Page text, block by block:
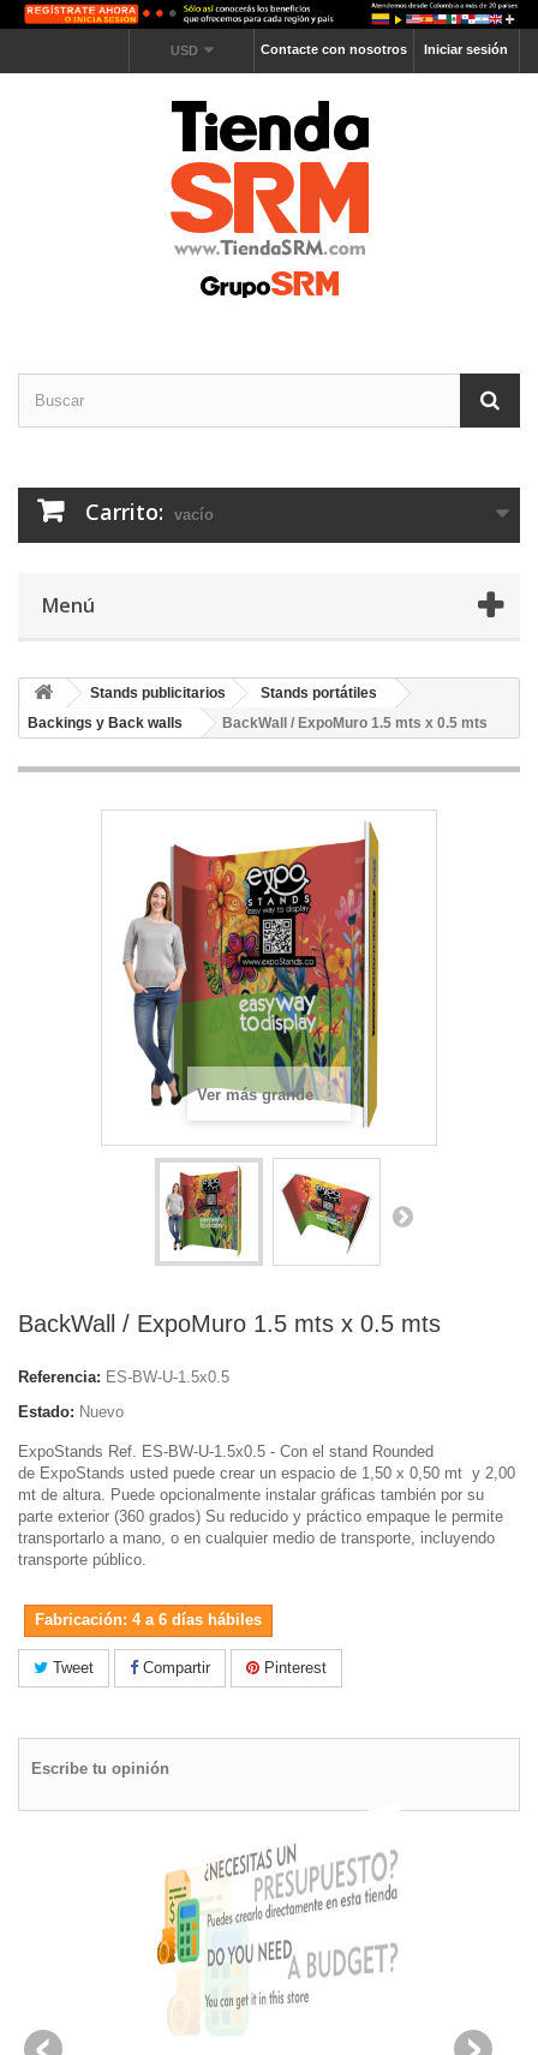
Iniciar sesión
Contacte con nosotros
USD
Carrito: vacío
Menú
Stands publicitarios
Stands portátiles
Backings y Back walls
BackWall / ExpoMuro 1.5 mts x 0.5 mts
Ver más grande
BackWall / ExpoMuro 1.5 mts x 0.5 mts
Referencia: ES-BW-U-1.5x0.5
Estado: Nuevo
ExpoStands Ref. ES-BW-U-1.5x0.5 - Con el stand Rounded
de ExpoStands usted puede crear un espacio de 1,50 x 0,50 mt y 2,00
mt de altura. Puede opcionalmente instalar gráficas también por su
parte exterior (360 grados) Su reducido y práctico empaque le permite
transportarlo a mano, o en cualquier medio de transporte, incluyendo
transporte público.
Fabricación: 4 a 6 días hábiles
Tweet Compartir Pinterest
Escribe tu opinión